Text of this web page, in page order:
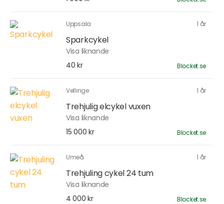
Uppsala 1 år
Sparkcykel
Visa liknande
40 kr
Blocket.se
Vellinge 1 år
Trehjulig elcykel vuxen
Visa liknande
15 000 kr
Blocket.se
Umeå 1 år
Trehjuling cykel 24 tum
Visa liknande
4 000 kr
Blocket.se